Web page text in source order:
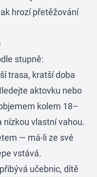
hrozí přetěžování
stupně:
trasa, kratší doba
aktovku nebo
kolem 18–
nízkou vlastní vahou.
— má-li ze své
vstává.
učebnic, dítě